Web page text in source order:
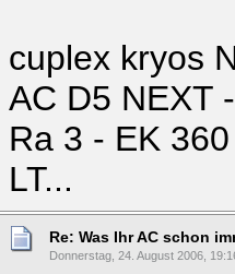
cuplex kryos
AC D5 NEXT
Ra 3 - EK
LT...
Re: Was Ihr AC schon
Donnerstag, 24. August 2006,